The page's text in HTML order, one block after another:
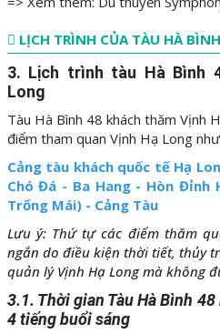
LỊCH TRÌNH CỦA TÀU HÀ
3. Lịch trình tàu Hà Bình
Long
Tàu Hà Bình 48 khách thăm Vịnh
điểm tham quan Vịnh Hạ Long
Cảng tàu khách quốc tế Hạ
Chó Đá - Ba Hang - Hòn Đỉnh
Trống Mái) - Cảng Tàu
Lưu ý:Thứ tự các điểm thăm
ngắn do điều kiện thời tiết, thủy
quản lý Vịnh Hạ Long mà không
3.1. Thời gian Tàu Hà Bình
4 tiếng buổi sáng